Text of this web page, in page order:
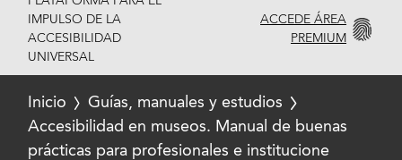
IMPULSO DE LA
ACCESIBILIDAD
UNIVERSAL
ACCEDE ÁREA
PREMIUM
Inicio
Guías, manuales y estudios
Accesibilidad en museos. Manual de buenas
prácticas para profesionales e institucione